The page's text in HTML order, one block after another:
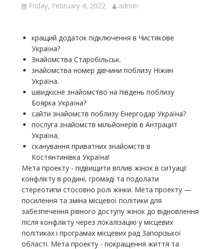
Friday, February 4, 2022 admin
кращий додаток підключення в Чистякове
Україна?
Знайомства Старобільськ.
знайомства номер дівчини поблизу Ніжин
Україна.
швидкісне знайомство на південь поблизу
Боярка Україна?
сайти знайомств поблизу Енергодар Україна?
послуга знайомств мільйонерів в Антрацит
Україна;
сканування приватних знайомств в
Костянтинівка Україна!
Мета проекту - підвищити вплив жінок в ситуації
конфлікту в родині, громаді та подолати
стереотипи стосовно ролі жінки. Мета проекту —
посилення та зміна місцевої політики для
забезпечення рівного доступу жінок до відновлення
після конфлікту через локалізацію у місцевих
політиках і програмах місцевих рад Запорізької
області. Мета проекту - покращення життя та